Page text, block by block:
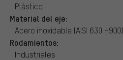
Plástico
Material del eje:
Acero inoxidable (AISI 630 H900)
Rodamientos:
Industriales